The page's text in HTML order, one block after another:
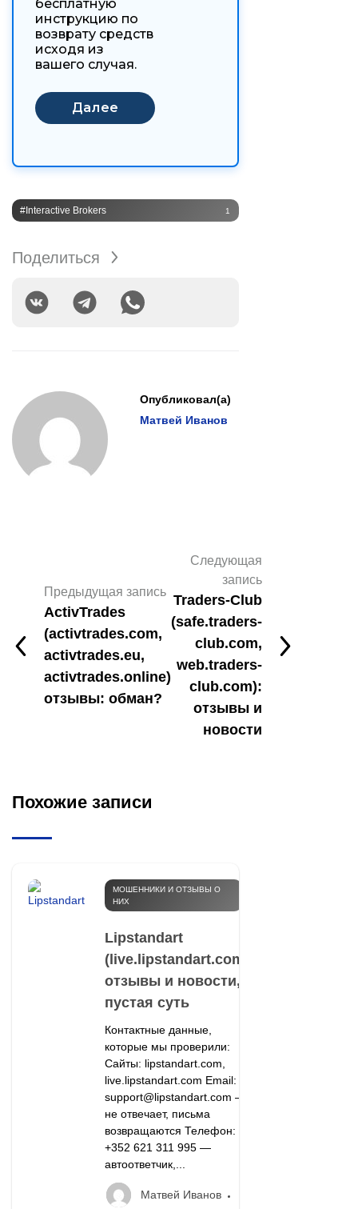
бесплатную
инструкцию по
возврату средств
исходя из
вашего случая.
#Interactive Brokers 1
Поделиться
Опубликовал(а)
Матвей Иванов
Предыдущая запись
ActivTrades
(activtrades.com,
activtrades.eu,
activtrades.online)
отзывы: обман?
Следующая
запись
Traders-Club
(safe.traders-
club.com,
web.traders-
club.com):
отзывы и
новости
Похожие записи
МОШЕННИКИ И ОТЗЫВЫ О
НИХ
Lipstandart
(live.lipstandart.com):
отзывы и новости,
пустая суть
Контактные данные,
которые мы проверили:
Сайты: lipstandart.com,
live.lipstandart.com Email:
support@lipstandart.com —
не отвечает, письма
возвращаются Телефон:
+352 621 311 995 —
автоответчик,...
Матвей Иванов